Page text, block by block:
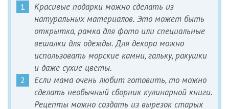
Красивые подарки можно сделать из
натуральных материалов. Это может быть
открытка, рамка для фото или специальные
вешалки для одежды. Для декора можно
использовать морские камни, гальку, ракушки
и даже сухие цветы.
Если мама очень любит готовить, то можно
сделать необычный сборник кулинарной книги.
Рецепты можно создать из вырезок старых